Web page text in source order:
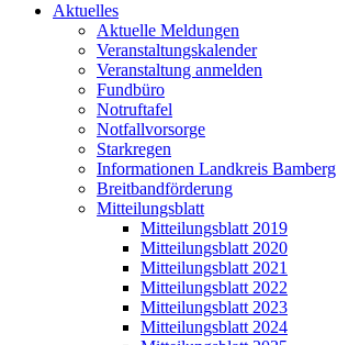
Aktuelles
Aktuelle Meldungen
Veranstaltungskalender
Veranstaltung anmelden
Fundbüro
Notruftafel
Notfallvorsorge
Starkregen
Informationen Landkreis Bamberg
Breitbandförderung
Mitteilungsblatt
Mitteilungsblatt 2019
Mitteilungsblatt 2020
Mitteilungsblatt 2021
Mitteilungsblatt 2022
Mitteilungsblatt 2023
Mitteilungsblatt 2024